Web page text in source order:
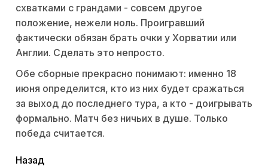
схватками с грандами - совсем другое
положение, нежели ноль. Проигравший
фактически обязан брать очки у Хорватии или
Англии. Сделать это непросто.
Обе сборные прекрасно понимают: именно 18
июня определится, кто из них будет сражаться
за выход до последнего тура, а кто - доигрывать
формально. Матч без ничьих в душе. Только
победа считается.
читать
Назад